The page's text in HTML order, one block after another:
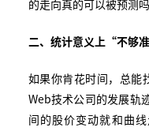
的走向真的可以被预测吗
二、统计意义上“不够
如果你肯花时间，总能
Web技术公司的发展轨
间的股价变动就和曲